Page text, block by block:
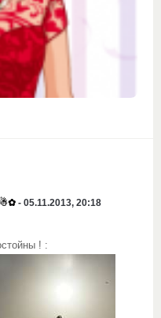
- 05.11.2013, 20:18
! :